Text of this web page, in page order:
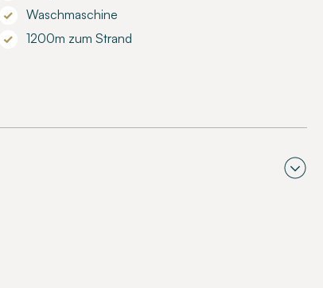
Waschmaschine
1200m zum Strand